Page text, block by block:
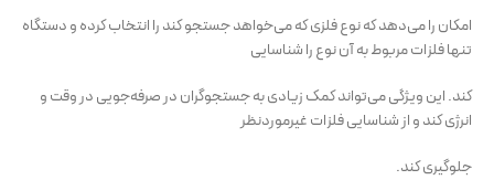
امکان را می‌دهد که نوع فلزی که می‌خواهد جستجو کند را انتخاب کرده و دستگاه
تنها فلزات مربوط به آن نوع را شناسایی
کند. این ویژگی می‌تواند کمک زیادی به جستجوگران در صرفه‌جویی در وقت و
انرژی کند و از شناسایی فلزات غیرموردنظر
جلوگیری کند.